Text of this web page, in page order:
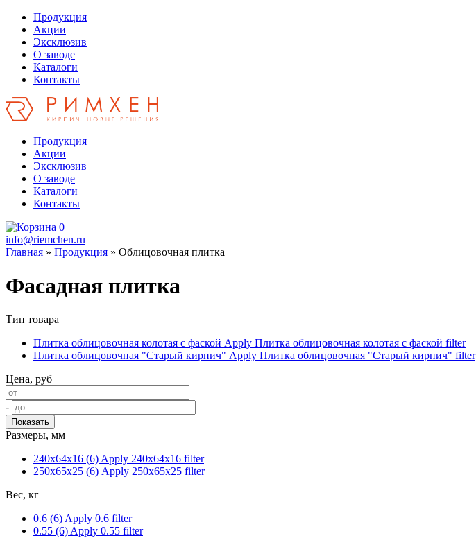
Продукция
Акции
Эксклюзив
О заводе
Каталоги
Контакты
Продукция
Акции
Эксклюзив
О заводе
Каталоги
Контакты
0
info@riemchen.ru
Главная » Продукция » Облицовочная плитка
Фасадная плитка
Тип товара
Плитка облицовочная колотая с фаской Apply Плитка облицовочная колотая с фаской filter
Плитка облицовочная "Старый кирпич" Apply Плитка облицовочная "Старый кирпич" filter
Цена, руб
-
Размеры, мм
240х64x16 (6) Apply 240х64x16 filter
250х65х25 (6) Apply 250х65х25 filter
Вес, кг
0.6 (6) Apply 0.6 filter
0.55 (6) Apply 0.55 filter